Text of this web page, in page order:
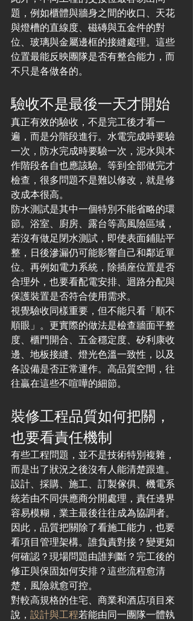
題，例如櫃體與牆身之間的收口、天花
與燈槽的直線度、磁磚與五金件的對
位、玻璃與金屬邊框的接縫處理。這些
位置最能反映團隊是否有整合能力，而
不只是各做各的。
驗收不是最後一天才開始
真正有效的驗收，不是完工後才看一
遍，而是分階段進行。水電完成時要驗
一次，防水完成時要驗一次，泥水與木
作階段各自也應該驗。等到全部做完才
檢查，很多問題不是難以修改，就是修
改成本很高。
防水測試是其中一個特別不能省略的環
節。浴室、廚房、露台等高風險區域，
若沒有做足閉水測試，即使表面鋪貼平
整，日後滲漏仍可能影響自己和鄰近單
位。再例如電力系統，除插座位置是否
合理外，也要看配電安排、迴路分配與
保護裝置是否符合使用需求。
視覺驗收同樣重要，但不能只看「順不
順眼」。更實際的做法是檢查牆面平整
度、櫃門開合、五金穩定度、矽利康收
邊、地板接縫、燈光色溫一致性，以及
各設備是否正常運作。高品質空間，往
往贏在這些不喧嘩的細節。
裝修工程品質如何把關，
也要看責任機制
有些工程問題，並不是技術特別複雜，
而是出了狀況之後沒有人能清楚跟進。
設計、採購、施工、訂製傢俱、機電系
統若由不同供應商分開處理，責任邊界
容易模糊，業主最後往往成為協調者。
因此，品質把關除了看施工能力，也要
看項目管理架構。誰負責對接？變更如
何確認？現場問題由誰判斷？完工後的
修正與保固如何安排？這些流程愈清
楚，風險就愈可控。
對較高規格的住宅、商業和酒店項目來
說， 設計與工程若能由同一團隊一體執